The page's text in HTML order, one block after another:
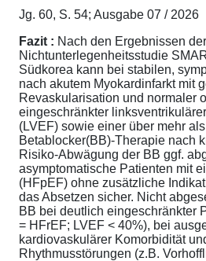
Jg. 60, S. 54; Ausgabe 07 / 2026
Fazit : Nach den Ergebnissen
Nichtunterlegenheitsstudie
Südkorea kann bei stabilen,
nach akutem Myokardinfarkt mit
Revaskularisation und normaler
eingeschränkter
(LVEF) sowie einer über mehr
Betablocker(BB)-Therapie nach
Risiko-Abwägung der BB ggf.
asymptomatische Patienten mit
(HFpEF) ohne zusätzliche
das Absetzen sicher. Nicht
BB bei deutlich eingeschränkter
= HFrEF; LVEF < 40%), bei
kardiovaskulärer Komorbidität
Rhythmusstörungen (z.B.